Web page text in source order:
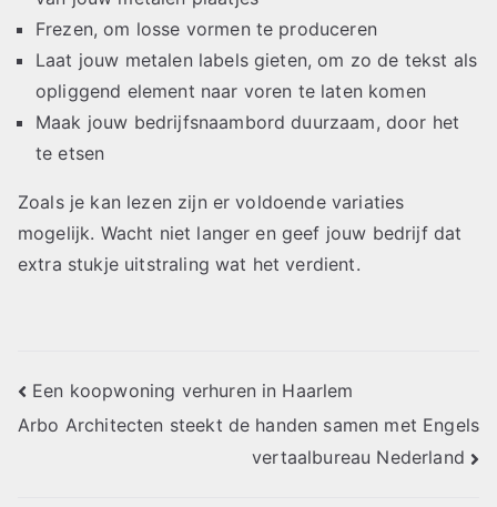
Frezen, om losse vormen te produceren
Laat jouw metalen labels gieten, om zo de tekst als
opliggend element naar voren te laten komen
Maak jouw bedrijfsnaambord duurzaam, door het
te etsen
Zoals je kan lezen zijn er voldoende variaties
mogelijk. Wacht niet langer en geef jouw bedrijf dat
extra stukje uitstraling wat het verdient.
Post
navigation
Een koopwoning verhuren in Haarlem
Arbo Architecten steekt de handen samen met Engels
vertaalbureau Nederland